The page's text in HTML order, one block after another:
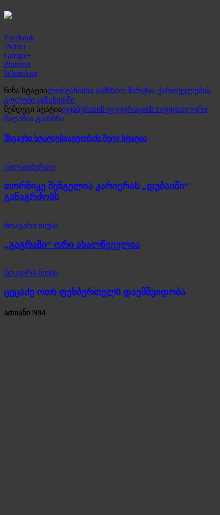
Facebook
Twitter
Google+
Pinterest
WhatsApp
წინა სტატიალობჟანიძის საშინაო მარცხი, ქართველების
გოლები ყაზახეთში
შემდეგი სტატიაფეხბურთის ფედერაციის ოფიციალური
მაღაზია გაიხსნა
მსგავსი სტატიებიავტორის მეტი სტატია
კალათბურთი
თორნიკე შენგელია კარიერას „დუბაიში“
განაგრძობს
მთავარი ნიუსი
„გაგრაში“ ორი ახალწვეულია
მთავარი ნიუსი
ცეცაძე ოთხ ფეხბურთელს დაემშვიდობა
ათიანი N94